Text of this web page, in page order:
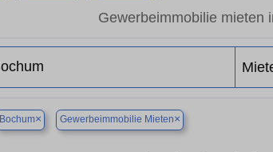
Gewerbeimmobilie mieten
Bochum× Gewerbeimmobilie Mieten×